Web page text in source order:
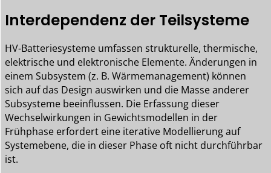
Interdependenz der Teilsysteme
HV-Batteriesysteme umfassen strukturelle, thermische,
elektrische und elektronische Elemente. Änderungen in
einem Subsystem (z. B. Wärmemanagement) können
sich auf das Design auswirken und die Masse anderer
Subsysteme beeinflussen. Die Erfassung dieser
Wechselwirkungen in Gewichtsmodellen in der
Frühphase erfordert eine iterative Modellierung auf
Systemebene, die in dieser Phase oft nicht durchführbar
ist.